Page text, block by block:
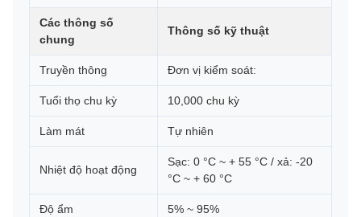
Các thông số
chung
Thông số kỹ thuật
Truyền thông Đơn vị kiểm soát:
Tuổi thọ chu kỳ 10,000 chu kỳ
Làm mát Tự nhiên
Nhiệt độ hoạt động
Sạc: 0 °C ~ + 55 °C / xả: -20
°C ~ + 60 °C
Độ ẩm 5% ~ 95%